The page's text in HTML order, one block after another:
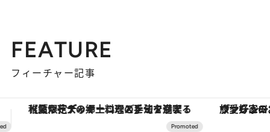
FEATURE
フィーチャー記事
ヴァシュロン・コンスタンタン「オーヴァーシーズ・オートマティック」。旅愛好家のお気に入りコレクションから、ジェンダーレスな新作が登場